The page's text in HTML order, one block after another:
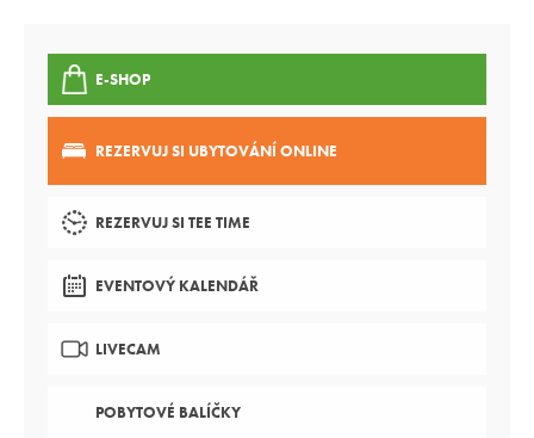
E-SHOP
REZERVUJ SI UBYTOVÁNÍ ONLINE
REZERVUJ SI TEE TIME
EVENTOVÝ KALENDÁŘ
LIVECAM
POBYTOVÉ BALÍČKY